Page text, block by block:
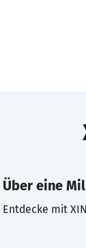
Über eine
Entdecke mit